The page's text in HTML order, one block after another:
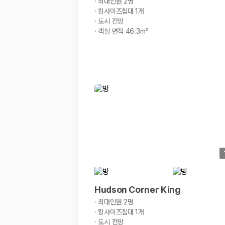
·킹사이즈침대 1개
· 도시 전망
·객실 면적 46.3m²
Hudson Corner King
·최대인원 2명
·킹사이즈침대 1개
· 도시 전망